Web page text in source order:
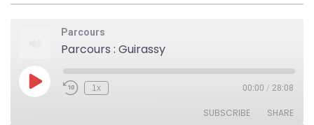
Parcours
Parcours : Guirassy
Play
Episode
Rewind
1x 00:00 / 28:08
SUBSCRIBE SHARE